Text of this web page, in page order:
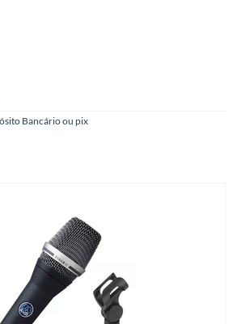
no cartão, Depósito Bancário ou pix